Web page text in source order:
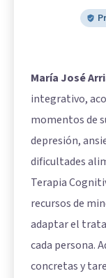
María José
integrativo,
momentos de
depresión,
dificultades
Terapia
recursos de
adaptar el
cada persona.
concretas y